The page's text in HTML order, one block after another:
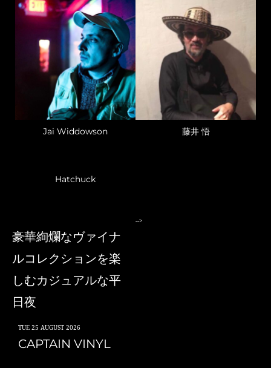
Jai Widdowson 藤井 悟
Hatchuck
豪華絢爛なヴァイナ
ルコレクションを楽
しむカジュアルな平
日夜
TUE 25 AUGUST 2026
CAPTAIN VINYL
-->